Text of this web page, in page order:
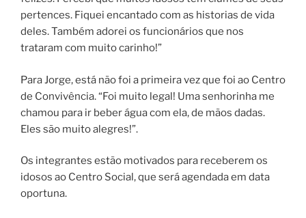
pertences. Fiquei encantado com as historias de vida
deles. Também adorei os funcionários que nos
trataram com muito carinho!”
Para Jorge, está não foi a primeira vez que foi ao Centro
de Convivência. “Foi muito legal! Uma senhorinha me
chamou para ir beber água com ela, de mãos dadas.
Eles são muito alegres!”.
Os integrantes estão motivados para receberem os
idosos ao Centro Social, que será agendada em data
oportuna.